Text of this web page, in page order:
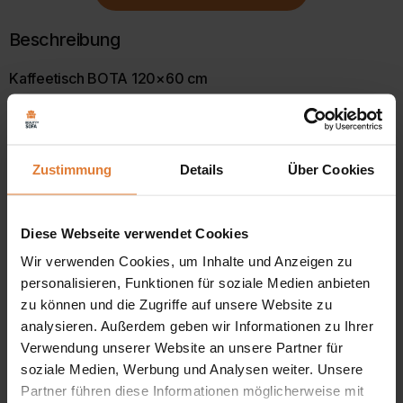
Zustimmung Details Über Cookies
Diese Webseite verwendet Cookies
Wir verwenden Cookies, um Inhalte und Anzeigen zu
personalisieren, Funktionen für soziale Medien anbieten
zu können und die Zugriffe auf unsere Website zu
analysieren. Außerdem geben wir Informationen zu Ihrer
Verwendung unserer Website an unsere Partner für
soziale Medien, Werbung und Analysen weiter. Unsere
Partner führen diese Informationen möglicherweise mit
mehrere
Optionen
Produktseite
auf
Beschreibung
Kaffeetisch BOTA 120×60 cm
Langlebigkeit Der Couchtisch Bota ist kratzfest und
hitzebeständig. So können Sie sicher sein, dass er
Ihnen viele Jahre lang dienen wird.
Selbstmontage Die Möbel werden in einer Verpackung
mit einer Anleitung zur Selbstmontage geliefert.
Belastbarkeit bis zu 40 kg
zwei Farben zur Auswahl: mattschwarz,
weiß+colorado concrete